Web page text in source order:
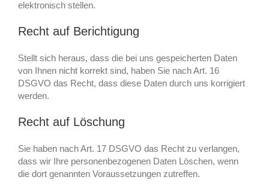
elektronisch stellen.
Recht auf Berichtigung
Stellt sich heraus, dass die bei uns gespeicherten Daten
von Ihnen nicht korrekt sind, haben Sie nach Art. 16
DSGVO das Recht, dass diese Daten durch uns korrigiert
werden.
Recht auf Löschung
Sie haben nach Art. 17 DSGVO das Recht zu verlangen,
dass wir Ihre personenbezogenen Daten Löschen, wenn
die dort genannten Voraussetzungen zutreffen.